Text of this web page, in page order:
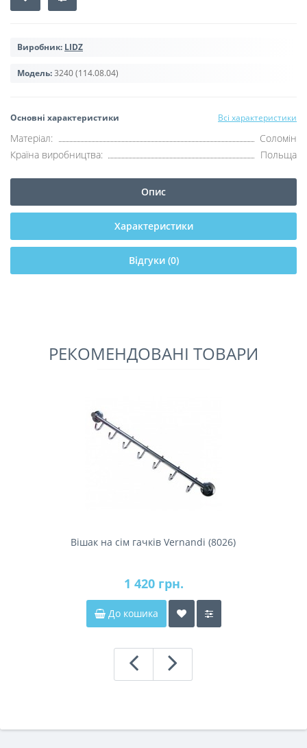
Виробник: LIDZ
Модель:3240 (114.08.04)
Основні характеристики Всі характеристики
Матеріал:
Соломін
Країна виробництва:
Польща
Опис
Характеристики
Відгуки (0)
РЕКОМЕНДОВАНІ ТОВАРИ
Вішак на сім гачків Vernandi (8026)
1 420 грн.
До кошика